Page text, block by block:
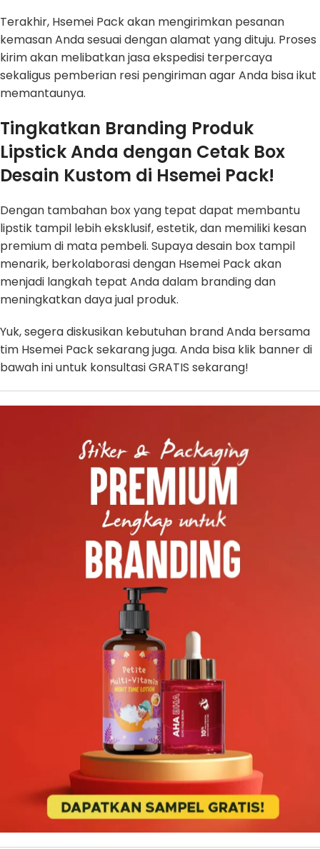
Terakhir, Hsemei Pack akan mengirimkan pesanan
kemasan Anda sesuai dengan alamat yang dituju. Proses
kirim akan melibatkan jasa ekspedisi terpercaya
sekaligus pemberian resi pengiriman agar Anda bisa ikut
memantaunya.
Tingkatkan Branding Produk
Lipstick Anda dengan Cetak Box
Desain Kustom di Hsemei Pack!
Dengan tambahan box yang tepat dapat membantu
lipstik tampil lebih eksklusif, estetik, dan memiliki kesan
premium di mata pembeli. Supaya desain box tampil
menarik, berkolaborasi dengan Hsemei Pack akan
menjadi langkah tepat Anda dalam branding dan
meningkatkan daya jual produk.
Yuk, segera diskusikan kebutuhan brand Anda bersama
tim Hsemei Pack sekarang juga. Anda bisa klik banner di
bawah ini untuk konsultasi GRATIS sekarang!